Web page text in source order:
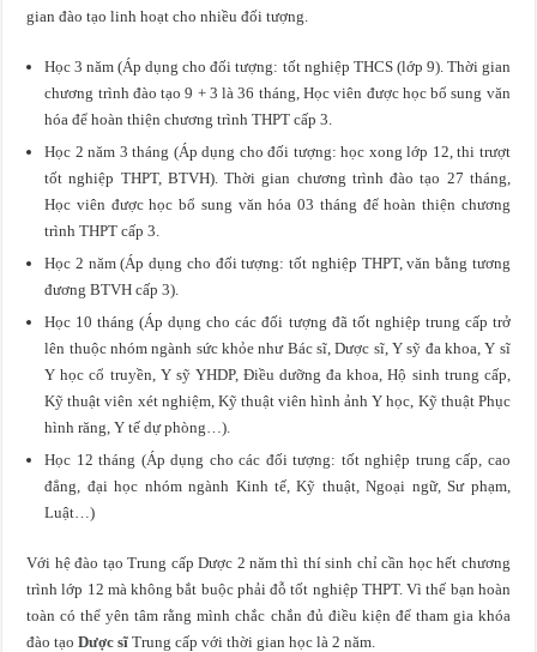
gian đào tạo linh hoạt cho nhiều đối tượng.
Học 3 năm (Áp dụng cho đối tượng: tốt nghiệp THCS (lớp 9). Thời gian
chương trình đào tạo 9 + 3 là 36 tháng, Học viên được học bổ sung văn
hóa để hoàn thiện chương trình THPT cấp 3.
Học 2 năm 3 tháng (Áp dụng cho đối tượng: học xong lớp 12, thi trượt
tốt nghiệp THPT, BTVH). Thời gian chương trình đào tạo 27 tháng,
Học viên được học bổ sung văn hóa 03 tháng để hoàn thiện chương
trình THPT cấp 3.
Học 2 năm (Áp dụng cho đối tượng: tốt nghiệp THPT, văn bằng tương
đương BTVH cấp 3).
Học 10 tháng (Áp dụng cho các đối tượng đã tốt nghiệp trung cấp trở
lên thuộc nhóm ngành sức khỏe như Bác sĩ, Dược sĩ, Y sỹ đa khoa, Y sĩ
Y học cổ truyền, Y sỹ YHDP, Điều dưỡng đa khoa, Hộ sinh trung cấp,
Kỹ thuật viên xét nghiệm, Kỹ thuật viên hình ảnh Y học, Kỹ thuật Phục
hình răng, Y tế dự phòng…).
Học 12 tháng (Áp dụng cho các đối tượng: tốt nghiệp trung cấp, cao
đẳng, đại học nhóm ngành Kinh tế, Kỹ thuật, Ngoại ngữ, Sư phạm,
Luật…)
Với hệ đào tạo Trung cấp Dược 2 năm thì thí sinh chỉ cần học hết chương
trình lớp 12 mà không bắt buộc phải đỗ tốt nghiệp THPT. Vì thế bạn hoàn
toàn có thể yên tâm rằng mình chắc chắn đủ điều kiện để tham gia khóa
đào tạoDược sĩ Trung cấp với thời gian học là 2 năm.